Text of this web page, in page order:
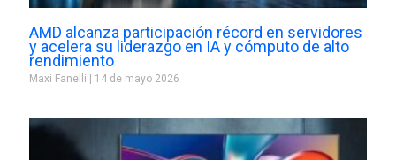
AMD alcanza participación récord en servidores
y acelera su liderazgo en IA y cómputo de alto
rendimiento
Maxi Fanelli 14 de mayo 2026